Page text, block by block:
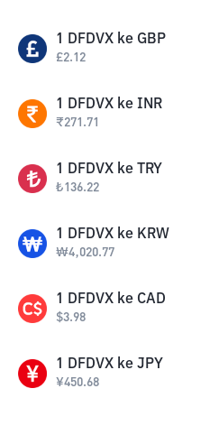
1 DFDVX ke GBP
£2.12
1 DFDVX ke INR
₹271.71
1 DFDVX ke TRY
₺136.22
1 DFDVX ke KRW
₩4,020.77
1 DFDVX ke CAD
$3.98
1 DFDVX ke JPY
¥450.68